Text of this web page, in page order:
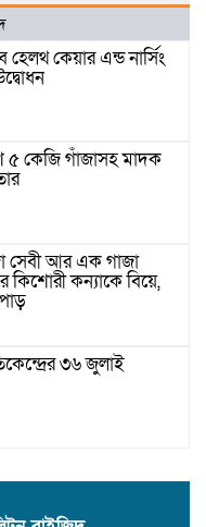
হেলথ কেয়ার এন্ড নার্সিং
৫ কেজি গাঁজাসহ মাদক
সেবী আর এক গাজা
কিশোরী কন্যাকে বিয়ে,
৩৬ জুলাই
যাচ্ছে বাংলাদেশ?